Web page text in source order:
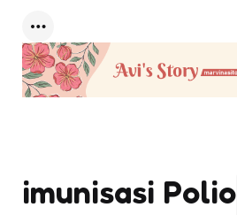
Menu
imunisasi Polio